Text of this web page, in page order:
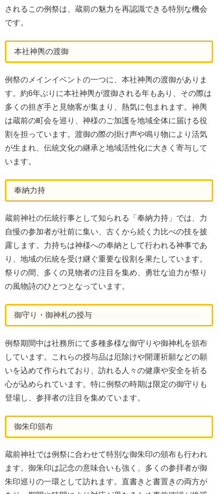
されるこの例祭は、蔵前の魅力を再認識できる特別な機会
です。
本社神輿の渡御
例祭のメインイベントの一つに、本社神輿の渡御がありま
す。約6年ぶりに本社神輿が渡御される年もあり、その際は
多くの担ぎ手と見物客が集まり、熱気に包まれます。神輿
は蔵前の町会を巡り、神様のご加護を地域全体に届ける役
割を担っています。渡御の際の掛け声や鳴り物により活気
が生まれ、伝統文化の継承と地域活性化に大きく寄与して
います。
奉納力持
蔵前神社の伝統行事として知られる「奉納力持」では、力
自慢の参加者が社前に集い、古くから続く力比べの技を披
露します。力持ちは神様への奉納として行われる神事であ
り、地域の伝統を受け継ぐ重要な役割を果たしています。
祭りの間、多くの見物者の注目を集め、勇壮な迫力が祭り
の風物詩のひとつとなっています。
御守り・御神札の授与
例祭期間中は社務所にて多種多様な御守りや御神札を頒布
しています。これらの授与品は厄除けや開運祈願などの願
いを込めて作られており、訪れる人々の健康や安全を祈る
心が込められています。特に例祭の時期は限定の御守りも
登場し、参拝者の注目を集めています。
御朱印頒布
蔵前神社では例祭に合わせて特別な御朱印の頒布も行われ
ます。御朱印は記念の意味合いも強く、多くの参拝者が御
朱印巡りの一環として訪れます。直書きと書置きの両方が